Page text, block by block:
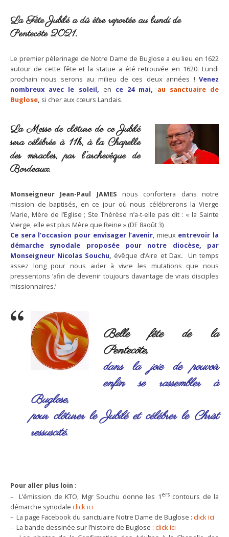
La Fête Jubiléa dû être reportée aulundi de
Pentecôte 2021.
Le premier pèlerinage de Notre Dame de Buglose a eu lieu en 1622
autour de cette fête et la statue a été retrouvée en 1620. Lundi
prochain nous serons au milieu de ces deux années ! Venez
nombreux avec le soleil, en ce 24 mai, au sanctuaire de
Buglose, si cher aux cœurs Landais.
La Messe de clôture de ce Jubilé
sera célébrée à 11h, à la Chapelle
des miracles, par l’archevêque de
Bordeaux.
Monseigneur Jean-Paul JAMES nous confortera dans notre
mission de baptisés, en ce jour où nous célébrerons la Vierge
Marie, Mère de l’Eglise ; Ste Thérèse n’a-t-elle pas dit : « la Sainte
Vierge, elle est plus Mère que Reine » (DE 8août 3)
Ce sera l’occasion pour envisager l’avenir, mieux entrevoir la
démarche synodale
proposée pour notre diocèse, par
Monseigneur Nicolas Souchu, évêque d’Aire et Dax.
Un temps
assez long pour nous aider à vivre les mutations que nous
pressentons ‘afin de devenir toujours davantage de vrais disciples
missionnaires.’
Belle fête de la
Pentecôte,
dans la joie de pouvoir
enfin se rassembler à
Buglose,
pour clôturer le Jubilé et célébrer le Christ
ressuscité.
Pour aller plus loin :
– L’émission de KTO, Mgr Souchu donne les 1 erscontours de la
démarche synodale click ici
– La page Facebook du sanctuaire Notre Dame de Buglose : click ici
– La bande dessinée sur l’histoire de Buglose : click ici